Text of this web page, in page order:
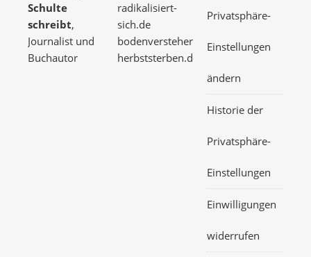
Schulte
schreibt,
Journalist und
Buchautor
radikalisiert-
sich.de
bodenversteher.de
herbststerben.de
Privatsphäre-
Einstellungen
ändern
Historie der
Privatsphäre-
Einstellungen
Einwilligungen
widerrufen